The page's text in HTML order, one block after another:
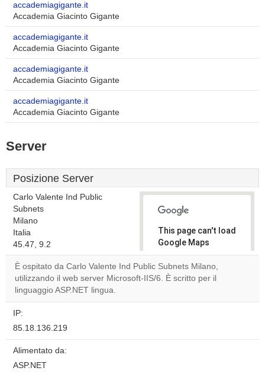
accademiagigante.it
Accademia Giacinto Gigante
accademiagigante.it
Accademia Giacinto Gigante
accademiagigante.it
Accademia Giacinto Gigante
accademiagigante.it
Accademia Giacinto Gigante
Server
Posizione Server
Carlo Valente Ind Public
Subnets
Milano
Italia
45.47, 9.2
This page can't load
Google Maps
correctly.
Do you
È ospitato da Carlo Valente Ind Public Subnets Milano,
utilizzando il web server Microsoft-IIS/6. È scritto per il
linguaggio ASP.NET lingua.
IP:
85.18.136.219
Alimentato da:
ASP.NET